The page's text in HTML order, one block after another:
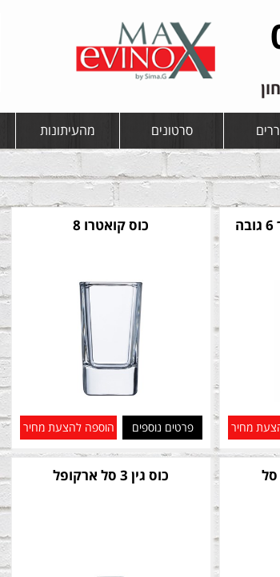
סרטונים מהעיתונות
כוס שוט 9 או 15 קוטר 6 גובה
מחיר
כוס קואטרו 8
פרטים נוספים הוספה להצעת מחיר
כוס גין 3 סל ארקופל